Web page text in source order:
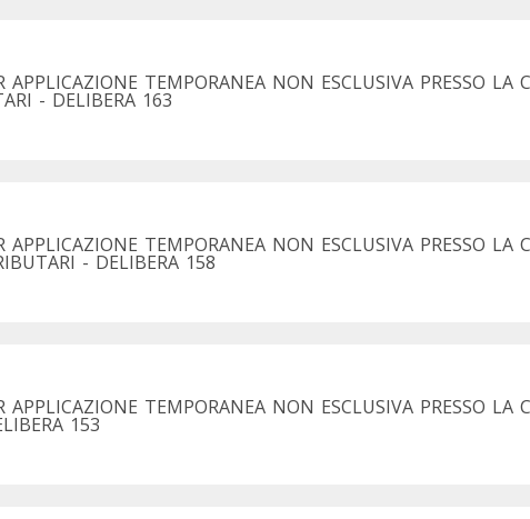
APPLICAZIONE TEMPORANEA NON ESCLUSIVA PRESSO
- DELIBERA 163
APPLICAZIONE TEMPORANEA NON ESCLUSIVA PRESSO LA
- DELIBERA 158
APPLICAZIONE TEMPORANEA NON ESCLUSIVA PRESSO
153